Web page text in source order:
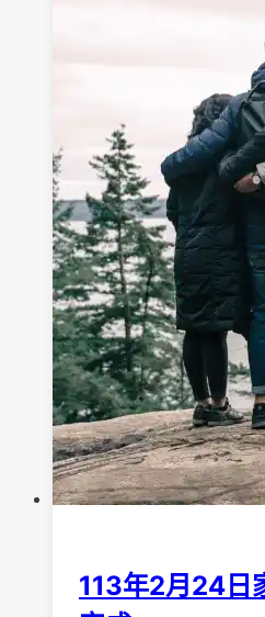
藥
物
治
療
漫
談
」
活
動
照
片
113年2月24日